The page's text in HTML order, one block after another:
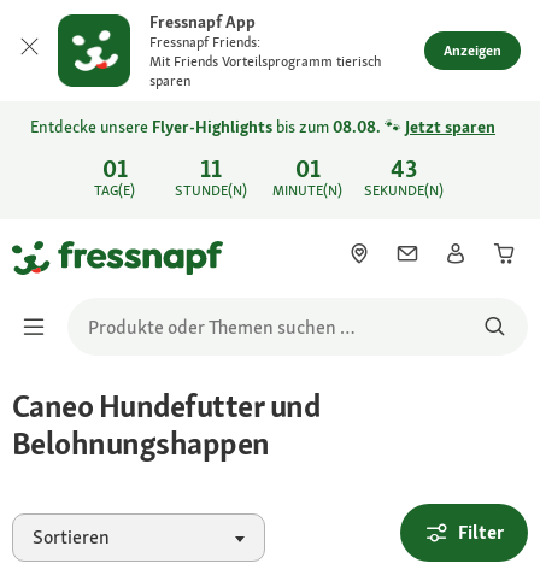
Fressnapf App
Fressnapf Friends:
Mit Friends Vorteilsprogramm tierisch
sparen
Anzeigen
01
TAG(E)
11
STUNDE(N)
01
MINUTE(N)
43
SEKUNDE(N)
Entdecke unsere Flyer-Highlights bis zum08.08. 🐾 Jetzt sparen
Caneo Hundefutter und
Belohnungshappen
Sortieren Filter